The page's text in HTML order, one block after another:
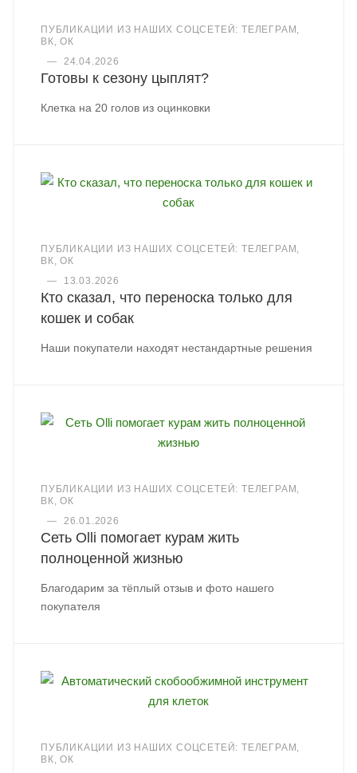
ПУБЛИКАЦИИ ИЗ НАШИХ СОЦСЕТЕЙ: ТЕЛЕГРАМ,
ВК, ОК
—
24.04.2026
Готовы к сезону цыплят?
Клетка на 20 голов из оцинковки
ПУБЛИКАЦИИ ИЗ НАШИХ СОЦСЕТЕЙ: ТЕЛЕГРАМ,
ВК, ОК
—
13.03.2026
Кто сказал, что переноска только для
кошек и собак
Наши покупатели находят нестандартные решения
ПУБЛИКАЦИИ ИЗ НАШИХ СОЦСЕТЕЙ: ТЕЛЕГРАМ,
ВК, ОК
—
26.01.2026
Сеть Olli помогает курам жить
полноценной жизнью
Благодарим за тёплый отзыв и фото нашего
покупателя
ПУБЛИКАЦИИ ИЗ НАШИХ СОЦСЕТЕЙ: ТЕЛЕГРАМ,
ВК, ОК